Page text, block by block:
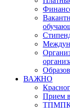
ВАЖНО
Прием